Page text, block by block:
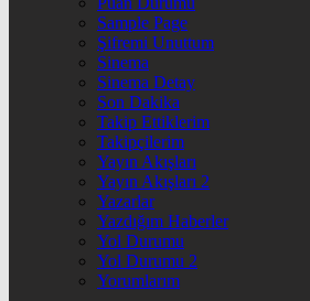
Sample Page
Şifremi Unuttum
Sinema
Sinema Detay
Son Dakika
Takip Ettiklerim
Takipçilerim
Yayın Akışları
Yayın Akışları 2
Yazarlar
Yazdığım Haberler
Yol Durumu
Yol Durumu 2
Yorumlarım